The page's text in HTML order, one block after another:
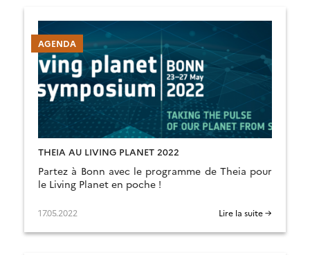
AGENDA
THEIA AU LIVING PLANET 2022
Partez à Bonn avec le programme de Theia pour
le Living Planet en poche !
17.05.2022 Lire la suite →